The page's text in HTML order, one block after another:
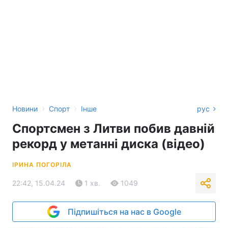
Новини › Спорт › Інше рус
Спортсмен з Литви побив давній
рекорд у метанні диска (відео)
ІРИНА ПОГОРІЛА
22:42, 15.04.24 1 хв. 1049
Підпишіться на нас в Google